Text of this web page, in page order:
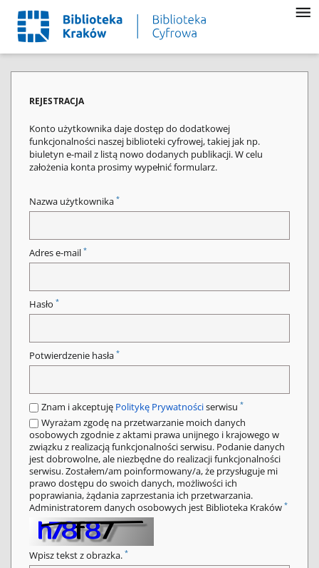
REJESTRACJA
Konto użytkownika daje dostęp do dodatkowej
funkcjonalności naszej biblioteki cyfrowej, takiej jak np.
biuletyn e-mail z listą nowo dodanych publikacji. W celu
założenia konta prosimy wypełnić formularz.
Nazwa użytkownika *
Adres e-mail *
Hasło *
Potwierdzenie hasła *
Znam i akceptuję Politykę Prywatnościserwisu *
Wyrażam zgodę na przetwarzanie moich danych
osobowych zgodnie z aktami prawa unijnego i krajowego w
związku z realizacją funkcjonalności serwisu. Podanie danych
jest dobrowolne, ale niezbędne do realizacji funkcjonalności
serwisu. Zostałem/am poinformowany/a, że przysługuje mi
prawo dostępu do swoich danych, możliwości ich
poprawiania, żądania zaprzestania ich przetwarzania.
Administratorem danych osobowych jest Biblioteka Kraków *
Wpisz tekst z obrazka. *